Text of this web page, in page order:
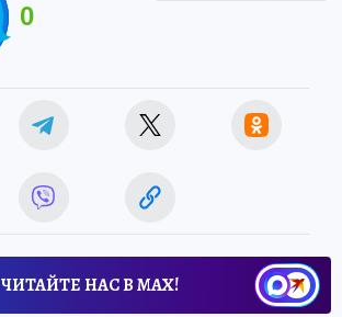
0
ЧИТАЙТЕ НАС В МАХ!